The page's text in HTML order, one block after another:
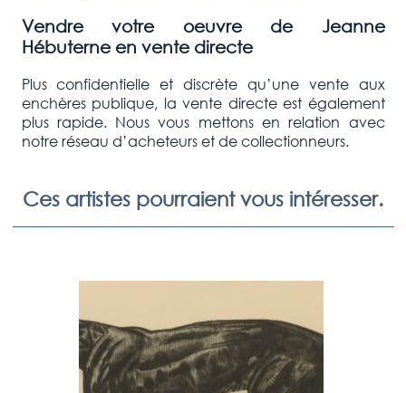
Vendre votre oeuvre de Jeanne
Hébuterne en vente directe
Plus confidentielle et discrète qu’une vente aux
enchères publique, la vente directe est également
plus rapide. Nous vous mettons en relation avec
notre réseau d’acheteurs et de collectionneurs.
Ces artistes pourraient vous intéresser.